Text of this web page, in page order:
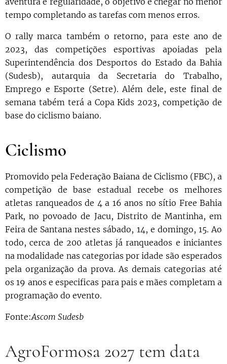
tempo completando as tarefas com menos erros.
O rally marca também o retorno, para este ano de
2023, das competições esportivas apoiadas pela
Superintendência dos Desportos do Estado da Bahia
(Sudesb), autarquia da Secretaria do Trabalho,
Emprego e Esporte (Setre). Além dele, este final de
semana tabém terá a Copa Kids 2023, competição de
base do ciclismo baiano.
Ciclismo
Promovido pela Federação Baiana de Ciclismo (FBC), a
competição de base estadual recebe os melhores
atletas ranqueados de 4 a 16 anos no sítio Free Bahia
Park, no povoado de Jacu, Distrito de Mantinha, em
Feira de Santana nestes sábado, 14, e domingo, 15. Ao
todo, cerca de 200 atletas já ranqueados e iniciantes
na modalidade nas categorias por idade são esperados
pela organização da prova. As demais categorias até
os 19 anos e especificas para pais e mães completam a
programação do evento.
Fonte:Ascom Sudesb
AgroFormosa 2027 tem data